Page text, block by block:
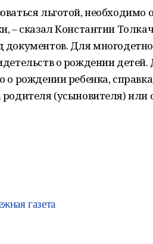
льготой,
– сказал Константин
документов. Для
о рождении
о рождении ребенка,
(усыновителя) или
газета